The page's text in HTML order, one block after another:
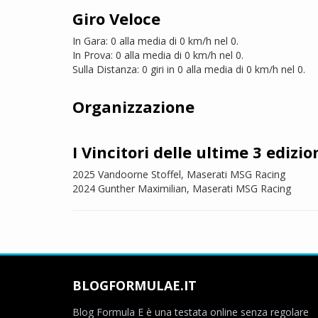
Giro Veloce
In Gara: 0 alla media di 0 km/h nel 0.
In Prova: 0 alla media di 0 km/h nel 0.
Sulla Distanza: 0 giri in 0 alla media di 0 km/h nel 0.
Organizzazione
I Vincitori delle ultime 3
2025 Vandoorne Stoffel, Maserati MSG Racing
2024 Gunther Maximilian, Maserati MSG Racing
BLOGFORMULAE.IT
Blog Formula E è una testata online senza regolare